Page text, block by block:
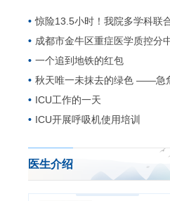
科主任电话：
护士长电话：
惊险13.5小时！我院多学科联
成都市金牛区重症医学质控分
一个追到地铁的红包
秋天唯一未抹去的绿色 ——急
ICU工作的一天
ICU开展呼吸机使用培训
医生介绍